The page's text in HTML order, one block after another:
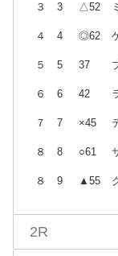
３ 3 △52
４ 4 ◎62
５ 5 37
６ 6 42
７ 7 ×45
８ 8 ○61
８ 9 ▲55
2R